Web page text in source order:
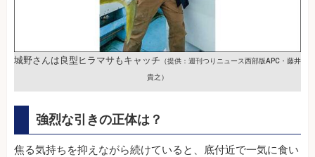
城野さんは良型ヒラマサもキャッチ （提供：週刊つりニュース西部版APC・藤井
貴之）
強烈な引きの正体は？
焦る気持ちを抑えながら続けていると、底付近で一気に食い